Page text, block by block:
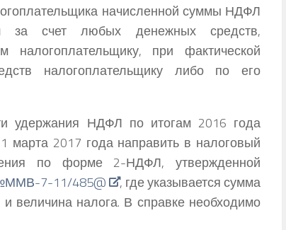
начисленной суммы НДФЛ
за счет любых денежных средств,
налогоплательщику, при фактической
налогоплательщику либо по его
удержания НДФЛ по итогам 2016 года
марта 2017 года направить в налоговый
по форме 2-НДФЛ, утвержденной
7-11/485@
, где указывается сумма
величина налога. В справке необходимо